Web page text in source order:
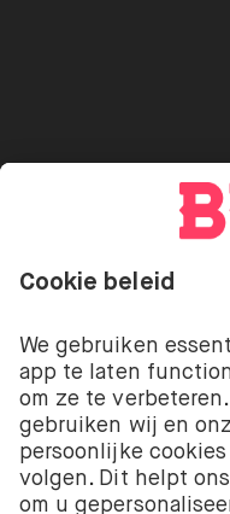
Open taal menu
Go to Go
De
aandelen en ETF’s
BUX B.V. is
Koophandel onder
onder toezicht van
(AFM).